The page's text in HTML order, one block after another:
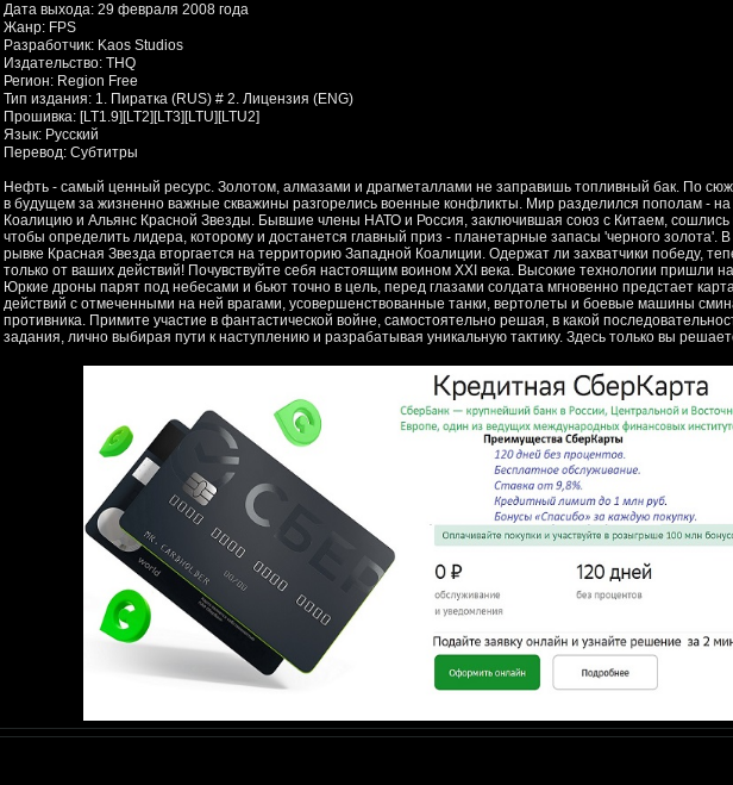
Дата выхода: 29 февраля 2008 года
Жанр: FPS
Разработчик: Kaos Studios
Издательство: THQ
Регион: Region Free
Тип издания: 1. Пиратка (RUS) # 2. Лицензия (ENG)
Прошивка: [LT1.9][LT2][LT3][LTU][LTU2]
Язык: Русский
Перевод: Субтитры
Нефть - самый ценный ресурс. Золотом, алмазами и драгметаллами не заправишь топливный бак. По
в будущем за жизненно важные скважины разгорелись военные конфликты. Мир разделился пополам -
Коалицию и Альянс Красной Звезды. Бывшие члены НАТО и Россия, заключившая союз с Китаем, сошлись
чтобы определить лидера, которому и достанется главный приз - планетарные запасы 'черного золота'.
рывке Красная Звезда вторгается на территорию Западной Коалиции. Одержат ли захватчики победу,
только от ваших действий! Почувствуйте себя настоящим воином XXI века. Высокие технологии пришли
Юркие дроны парят под небесами и бьют точно в цель, перед глазами солдата мгновенно предстает
действий с отмеченными на ней врагами, усовершенствованные танки, вертолеты и боевые машины
противника. Примите участие в фантастической войне, самостоятельно решая, в какой
задания, лично выбирая пути к наступлению и разрабатывая уникальную тактику. Здесь только вы